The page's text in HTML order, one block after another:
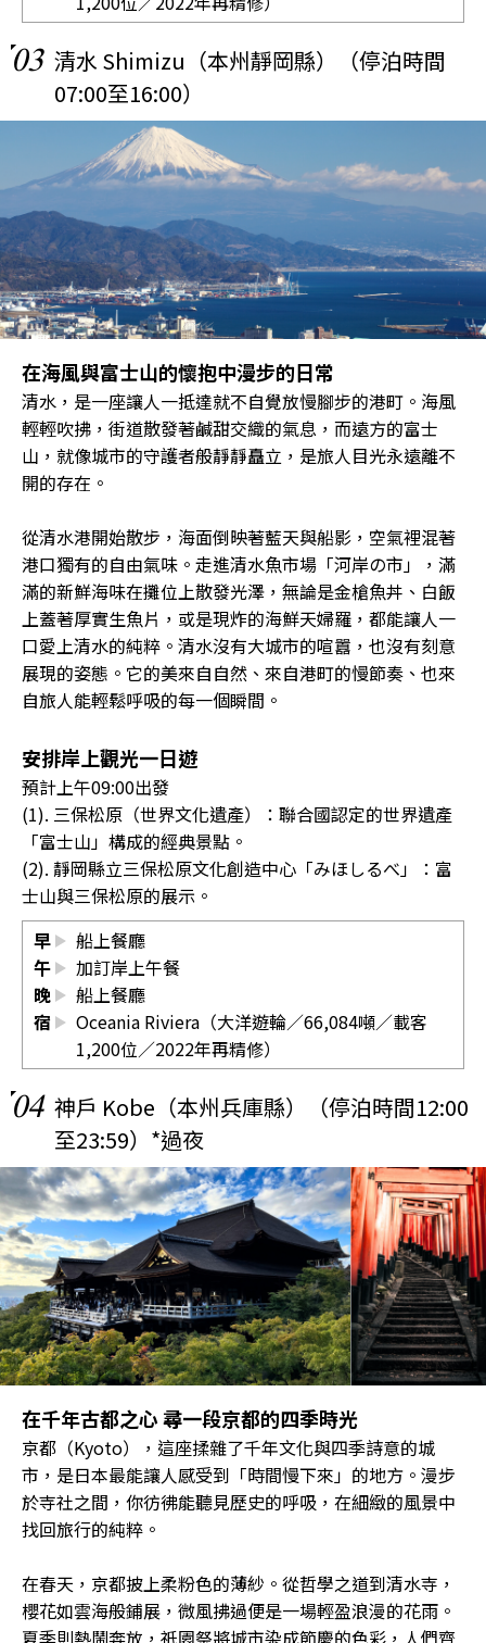
03 清水 Shimizu（本州靜岡縣）（停泊時間
07:00至16:00）
在海風與富士山的懷抱中漫步的日常
清水，是一座讓人一抵達就不自覺放慢腳步的港町。海風
輕輕吹拂，街道散發著鹹甜交織的氣息，而遠方的富士
山，就像城市的守護者般靜靜矗立，是旅人目光永遠離不
開的存在。
從清水港開始散步，海面倒映著藍天與船影，空氣裡混著
港口獨有的自由氣味。走進清水魚市場「河岸の市」，滿
滿的新鮮海味在攤位上散發光澤，無論是金槍魚丼、白飯
上蓋著厚實生魚片，或是現炸的海鮮天婦羅，都能讓人一
口愛上清水的純粹。清水沒有大城市的喧囂，也沒有刻意
展現的姿態。它的美來自自然、來自港町的慢節奏、也來
自旅人能輕鬆呼吸的每一個瞬間。
安排岸上觀光一日遊
預計上午09:00出發
(1). 三保松原（世界文化遺產）：聯合國認定的世界遺產
「富士山」構成的經典景點。
(2). 靜岡縣立三保松原文化創造中心「みほしるべ」：富
士山與三保松原的展示。
早
船上餐廳
午
加訂岸上午餐
晚
船上餐廳
宿
Oceania Riviera（大洋遊輪／66,084噸／載客
1,200位／2022年再精修）
04 神戶 Kobe（本州兵庫縣）（停泊時間12:00
至23:59）*過夜
在千年古都之心 尋一段京都的四季時光
京都（Kyoto），這座揉雜了千年文化與四季詩意的城
市，是日本最能讓人感受到「時間慢下來」的地方。漫步
於寺社之間，你彷彿能聽見歷史的呼吸，在細緻的風景中
找回旅行的純粹。
在春天，京都披上柔粉色的薄紗。從哲學之道到清水寺，
櫻花如雲海般鋪展，微風拂過便是一場輕盈浪漫的花雨。
夏季則熱鬧奔放，祇園祭將城市染成節慶的色彩，人們齊